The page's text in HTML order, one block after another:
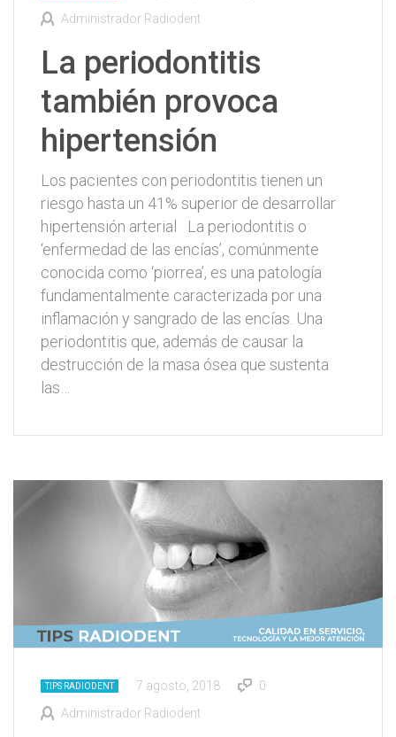
Administrador Radiodent
La periodontitis
también provoca
hipertensión
Los pacientes con periodontitis tienen un
riesgo hasta un 41% superior de desarrollar
hipertensión arterial La periodontitis o
‘enfermedad de las encías’, comúnmente
conocida como ‘piorrea’, es una patología
fundamentalmente caracterizada por una
inflamación y sangrado de las encías. Una
periodontitis que, además de causar la
destrucción de la masa ósea que sustenta
las…
TIPS RADIODENT 7 agosto, 2018
0
Administrador Radiodent